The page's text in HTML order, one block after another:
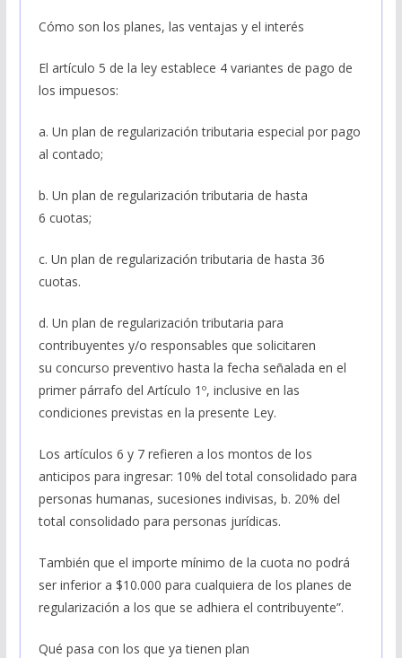
Cómo son los planes, las ventajas y el interés
El artículo 5 de la ley establece 4 variantes de pago de
los impuesos:
a. Un plan de regularización tributaria especial por pago
al contado;
b. Un plan de regularización tributaria de hasta
6 cuotas;
c. Un plan de regularización tributaria de hasta 36
cuotas.
d. Un plan de regularización tributaria para
contribuyentes y/o responsables que solicitaren
su concurso preventivo hasta la fecha señalada en el
primer párrafo del Artículo 1º, inclusive en las
condiciones previstas en la presente Ley.
Los artículos 6 y 7 refieren a los montos de los
anticipos para ingresar: 10% del total consolidado para
personas humanas, sucesiones indivisas, b. 20% del
total consolidado para personas jurídicas.
También que el importe mínimo de la cuota no podrá
ser inferior a $10.000 para cualquiera de los planes de
regularización a los que se adhiera el contribuyente”.
Qué pasa con los que ya tienen plan